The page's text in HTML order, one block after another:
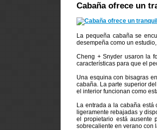
Cabaña ofrece un
La pequeña cabaña se
desempeña como un
Cheng + Snyder usaron la
características para que el
Una esquina con bisagras
cabaña. La parte superior
el interior funcionan como
La entrada a la cabaña
ligeramente rebajadas y
el propietario está ausente
sobrecaliente en verano con